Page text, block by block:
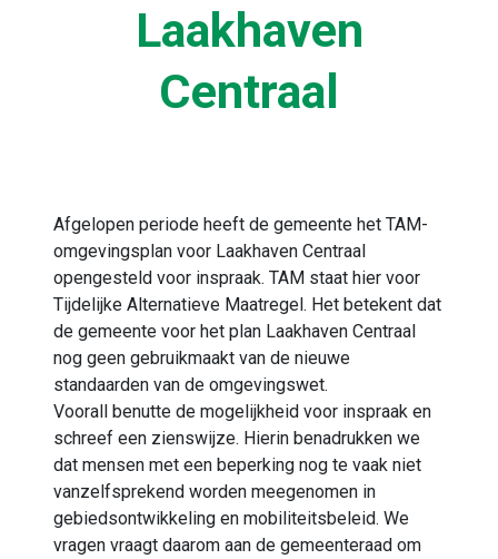
Laakhaven
Centraal
Afgelopen periode heeft de gemeente het TAM-
omgevingsplan voor Laakhaven Centraal
opengesteld voor inspraak. TAM staat hier voor
Tijdelijke Alternatieve Maatregel. Het betekent dat
de gemeente voor het plan Laakhaven Centraal
nog geen gebruikmaakt van de nieuwe
standaarden van de omgevingswet.
Voorall benutte de mogelijkheid voor inspraak en
schreef een zienswijze. Hierin benadrukken we
dat mensen met een beperking nog te vaak niet
vanzelfsprekend worden meegenomen in
gebiedsontwikkeling en mobiliteitsbeleid. We
vragen vraagt daarom aan de gemeenteraad om